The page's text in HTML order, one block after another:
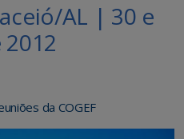
AL | 30 e
da COGEF